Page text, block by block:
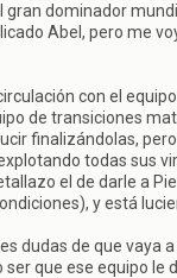
gran dominador
Abel, pero me
con el
de transiciones
finalizándolas,
todas sus
el de darle a
y está
dudas de que vaya a
ser que ese equipo le